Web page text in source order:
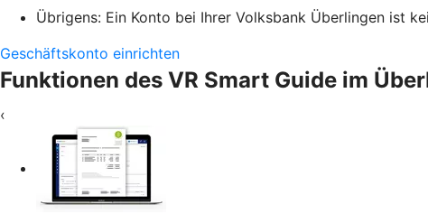
Übrigens: Ein Konto bei Ihrer Volksbank Überlingen ist
Geschäftskonto einrichten
Funktionen des VR Smart Guide im
‹